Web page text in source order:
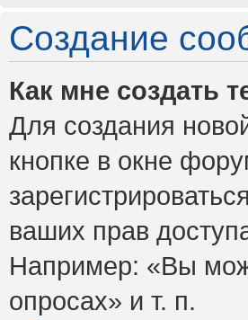
Создание
Как мне создать
Для создания
кнопке в окне
ваших прав
Например: «Вы
опросах» и т. п.